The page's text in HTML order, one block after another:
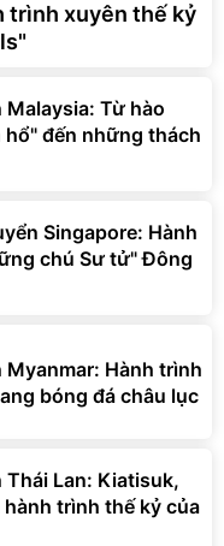
trình xuyên thế kỷ
Từ hào
hổ" đến những thách
Singapore: Hành
chú Sư tử" Đông
Hành trình
bóng đá châu lục
Thái Lan: Kiatisuk,
trình thế kỷ của